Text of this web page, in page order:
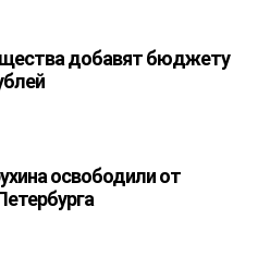
добавят бюджету
освободили от